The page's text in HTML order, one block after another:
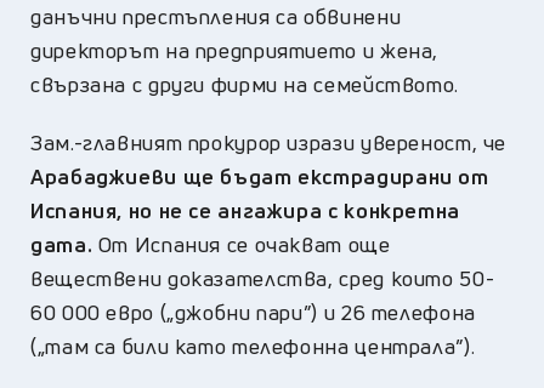
данъчни престъпления са обвинени
директорът на предприятието и жена,
свързана с други фирми на семейството.
Зам.-главният прокурор изрази увереност, че
Арабаджиеви ще бъдат екстрадирани от
Испания, но не се ангажира с конкретна
дата. От Испания се очакват още
веществени доказателства, сред които 50-
60 000 евро („джобни пари”) и 26 телефона
(„там са били като телефонна централа”).